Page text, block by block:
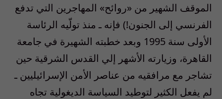
الموقف الشهير من «روائح» المهاجرين التي تدفع
الفرنسي إلى الجنون!) فإنه ـ منذ تولّيه الرئاسة
الأولى سنة 1995 وبعد خطبته الشهيرة في جامعة
القاهرة، وزيارته الأشهر إلي القدس الشرقية حين
تشاجر مع مرافقيه من عناصر الأمن الإسرائيليين ـ
لم يفعل الكثير لتوطيد السياسة الديغولية تجاه